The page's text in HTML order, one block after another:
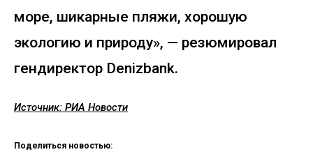
море, шикарные пляжи, хорошую
экологию и природу», — резюмировал
гендиректор Denizbank.
Источник: РИА Новости
Поделиться новостью: